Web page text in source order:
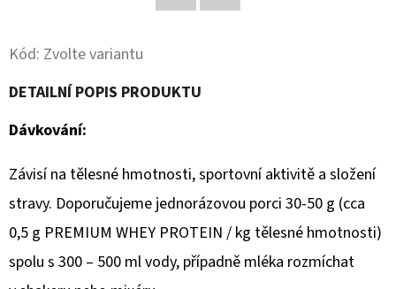
Kód: Zvolte variantu
DETAILNÍ POPIS PRODUKTU
Dávkování:
Závisí na tělesné hmotnosti, sportovní aktivitě a složení
stravy. Doporučujeme jednorázovou porci 30-50 g (cca
0,5 g PREMIUM WHEY PROTEIN / kg tělesné hmotnosti)
spolu s 300 – 500 ml vody, případně mléka rozmíchat